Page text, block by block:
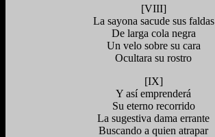
[VIII]
La sayona sacude sus faldas
De larga cola negra
Un velo sobre su cara
Ocultara su rostro
[IX]
Y así emprenderá
Su eterno recorrido
La sugestiva dama errante
Buscando a quien atrapar